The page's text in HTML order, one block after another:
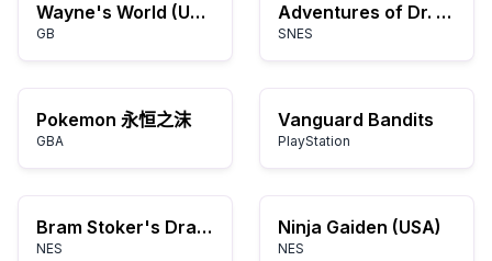
Wayne's World (USA)
GB
Adventures of Dr. Franken, The (USA)
SNES
Pokemon 永恒之沫
GBA
Vanguard Bandits
PlayStation
Bram Stoker's Dracula (USA)
NES
Ninja Gaiden (USA)
NES